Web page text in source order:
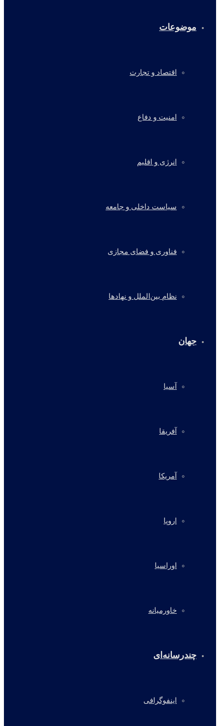
موضوعات
اقتصاد و تجارت
امنیت و دفاع
انرژی و اقلیم
سیاست داخلی و جامعه
فناوری و فضای مجازی
نظام بین‌الملل و نهادها
جهان
آسیا
آفریقا
آمریکا
اروپا
اوراسیا
خاورمیانه
چندرسانه‌ای
اینفوگرافی